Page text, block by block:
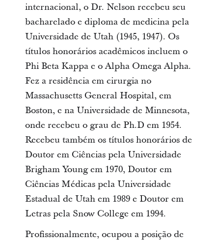
internacional, o Dr. Nelson recebeu seu
bacharelado e diploma de medicina pela
Universidade de Utah (1945, 1947). Os
títulos honorários acadêmicos incluem o
Phi Beta Kappa e o Alpha Omega Alpha.
Fez a residência em cirurgia no
Massachusetts General Hospital, em
Boston, e na Universidade de Minnesota,
onde recebeu o grau de Ph.D em 1954.
Recebeu também os títulos honorários de
Doutor em Ciências pela Universidade
Brigham Young em 1970, Doutor em
Ciências Médicas pela Universidade
Estadual de Utah em 1989 e Doutor em
Letras pela Snow College em 1994.
Profissionalmente, ocupou a posição de